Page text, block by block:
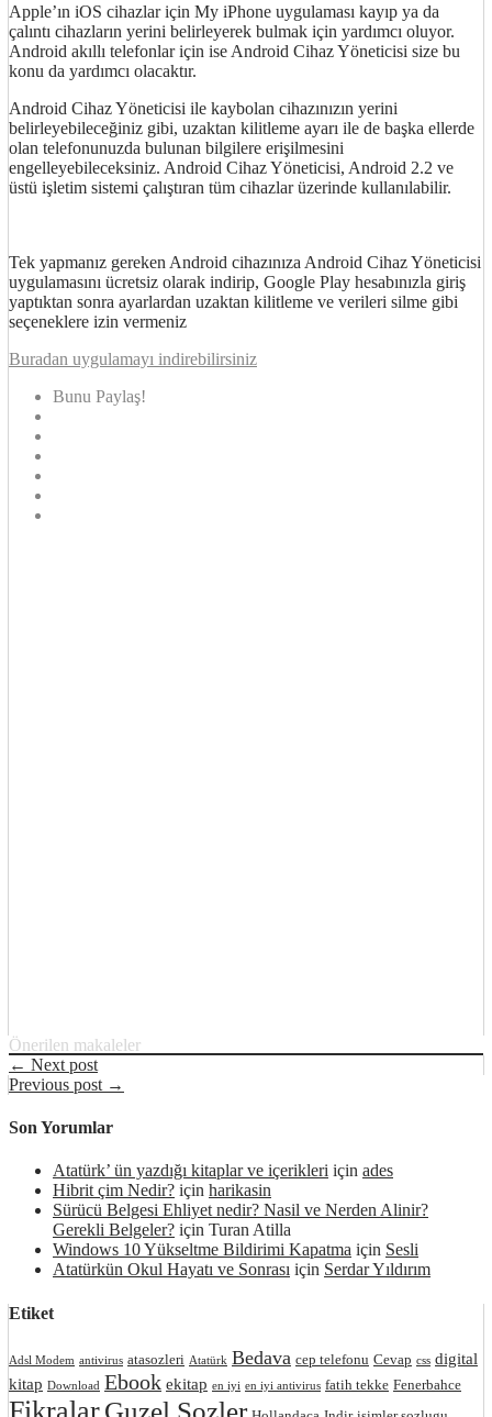
Apple’ın iOS cihazlar için My iPhone uygulaması kayıp ya da
çalıntı cihazların yerini belirleyerek bulmak için yardımcı oluyor.
Android akıllı telefonlar için ise Android Cihaz Yöneticisi size bu
konu da yardımcı olacaktır.
Android Cihaz Yöneticisi ile kaybolan cihazınızın yerini
belirleyebileceğiniz gibi, uzaktan kilitleme ayarı ile de başka ellerde
olan telefonunuzda bulunan bilgilere erişilmesini
engelleyebileceksiniz. Android Cihaz Yöneticisi, Android 2.2 ve
üstü işletim sistemi çalıştıran tüm cihazlar üzerinde kullanılabilir.
Tek yapmanız gereken Android cihazınıza Android Cihaz Yöneticisi
uygulamasını ücretsiz olarak indirip, Google Play hesabınızla giriş
yaptıktan sonra ayarlardan uzaktan kilitleme ve verileri silme gibi
seçeneklere izin vermeniz
Buradan uygulamayı indirebilirsiniz
Bunu Paylaş!
Önerilen makaleler
← Next post
Previous post →
Son Yorumlar
Atatürk’ ün yazdığı kitaplar ve içerikleri için ades
Hibrit çim Nedir? için harikasin
Sürücü Belgesi Ehliyet nedir? Nasil ve Nerden Alinir?
Gerekli Belgeler? için Turan Atilla
Windows 10 Yükseltme Bildirimi Kapatma için Sesli
Atatürkün Okul Hayatı ve Sonrası için Serdar Yıldırım
Etiket
Adsl Modem antivirus atasozleri Atatürk Bedava cep telefonu Cevap css digital
kitap Download Ebook ekitap en iyi en iyi antivirus fatih tekke Fenerbahce
Guzel Sozler